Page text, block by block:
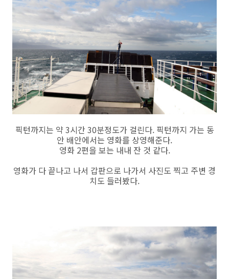
픽턴까지는 약 3시간 30분정도가 걸린다. 픽턴까지 가는 동
안 배안에서는 영화를 상영해준다.
영화 2편을 보는 내내 잔 것 같다.
영화가 다 끝나고 나서 갑판으로 나가서 사진도 찍고 주변 경
치도 들러봤다.